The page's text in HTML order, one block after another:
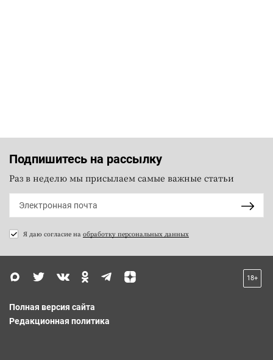
Подпишитесь на рассылку
Раз в неделю мы присылаем самые важные статьи
Я даю согласие на обработку персональных данных
18+
Полная версия сайта
Редакционная политика